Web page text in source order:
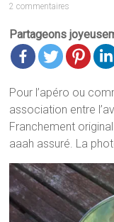
2 commentaires
Partageons
Pour l’apéro ou
association entre
Franchement
aaah assuré. La